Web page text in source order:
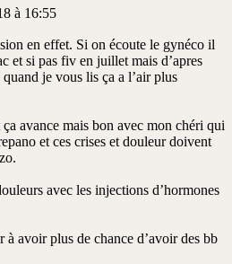
à 16:55
en effet. Si on écoute le gynéco il
et si pas fiv en juillet mais d’apres
je vous lis ça a l’air plus
avance mais bon avec mon chéri qui
et ces crises et douleur doivent
avec les injections d’hormones
à avoir plus de chance d’avoir des bb